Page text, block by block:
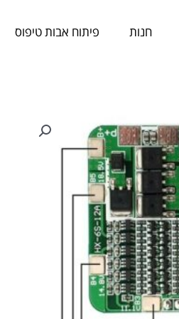
חנות פיתוח אבות טיפוס